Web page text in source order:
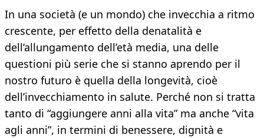
In una società (e un mondo) che invecchia a ritmo
crescente, per effetto della denatalità e
dell’allungamento dell’età media, una delle
questioni più serie che si stanno aprendo per il
nostro futuro è quella della longevità, cioè
dell’invecchiamento in salute. Perché non si tratta
tanto di “aggiungere anni alla vita” ma anche “vita
agli anni”, in termini di benessere, dignità e